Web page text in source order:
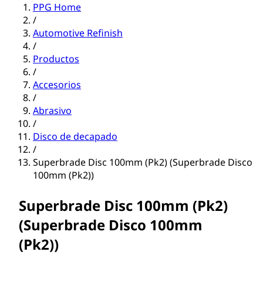
PPG Home
/
Automotive Refinish
/
Productos
/
Accesorios
/
Abrasivo
/
Disco de decapado
/
Superbrade Disc 100mm (Pk2) (Superbrade Disco
100mm (Pk2))
Superbrade Disc 100mm (Pk2)
(Superbrade Disco 100mm
(Pk2))